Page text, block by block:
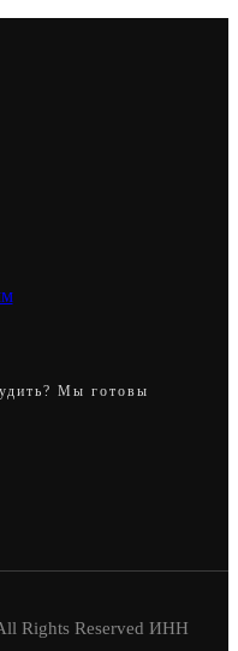
Мы готовы
Rights Reserved ИНН